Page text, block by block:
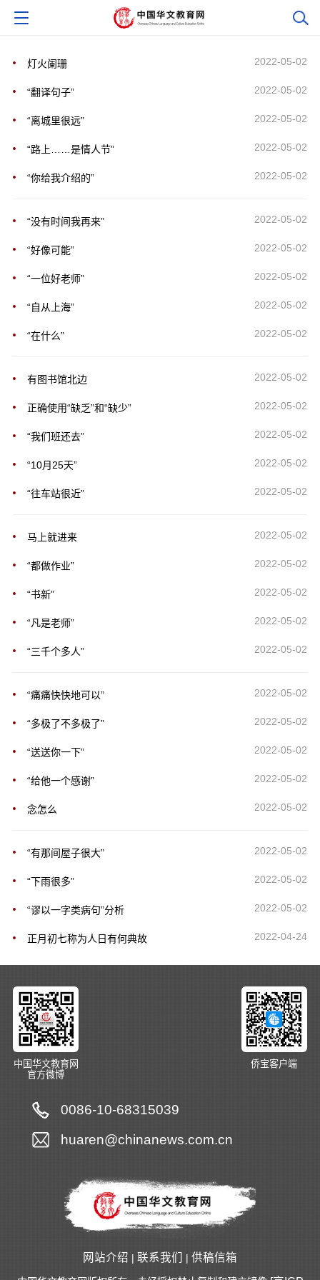
灯火阑珊 2022-05-02
“翻译句子” 2022-05-02
“离城里很远” 2022-05-02
“路上……是情人节” 2022-05-02
“你给我介绍的” 2022-05-02
“没有时间我再来” 2022-05-02
“好像可能” 2022-05-02
“一位好老师” 2022-05-02
“自从上海” 2022-05-02
“在什么” 2022-05-02
有图书馆北边 2022-05-02
正确使用“缺乏”和“缺少” 2022-05-02
“我们班还去” 2022-05-02
“10月25天” 2022-05-02
“往车站很近” 2022-05-02
马上就进来 2022-05-02
“都做作业” 2022-05-02
“书新” 2022-05-02
“凡是老师” 2022-05-02
“三千个多人” 2022-05-02
“痛痛快快地可以” 2022-05-02
“多极了不多极了” 2022-05-02
“送送你一下” 2022-05-02
“给他一个感谢” 2022-05-02
念怎么 2022-05-02
“有那间屋子很大” 2022-05-02
“下雨很多” 2022-05-02
“谬以一字类病句”分析 2022-05-02
正月初七称为人日有何典故 2022-04-24
中国华文教育网
官方微博
侨宝客户端
0086-10-68315039
huaren@chinanews.com.cn
网站介绍 | 联系我们 | 供稿信箱